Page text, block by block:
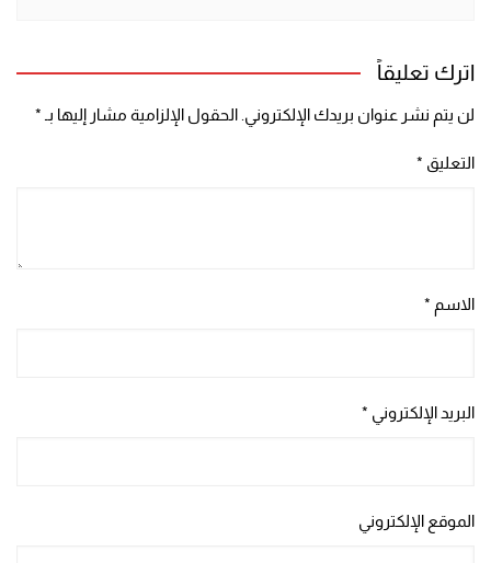
اترك تعليقاً
لن يتم نشر عنوان بريدك الإلكتروني. الحقول الإلزامية مشار إليها بـ *
التعليق *
الاسم *
البريد الإلكتروني *
الموقع الإلكتروني